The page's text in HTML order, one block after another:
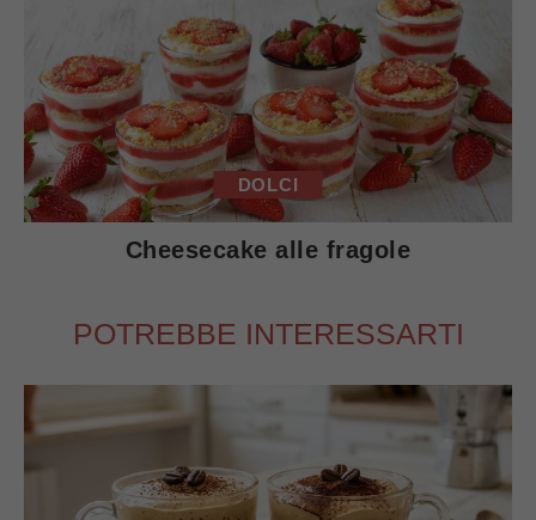
DOLCI
Cheesecake alle fragole
POTREBBE INTERESSARTI